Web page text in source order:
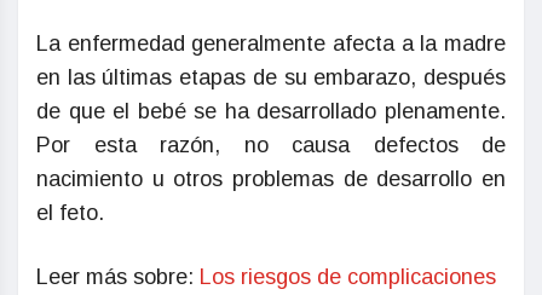
La enfermedad generalmente afecta a la madre
en las últimas etapas de su embarazo, después
de que el bebé se ha desarrollado plenamente.
Por esta razón, no causa defectos de
nacimiento u otros problemas de desarrollo en
el feto.
Leer más sobre: Los riesgos de complicaciones